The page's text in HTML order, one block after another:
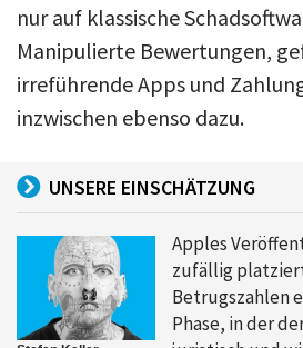
nur auf klassische
Manipulierte Bewertungen,
irreführende Apps und
inzwischen ebenso dazu.
UNSERE EINSCHÄTZUNG
Apples
zufällig
Betrugszahlen
Phase, in der